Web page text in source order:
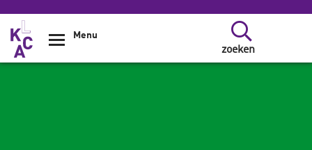
Overslaan en naar de inhoud gaan
zoeken
Menu